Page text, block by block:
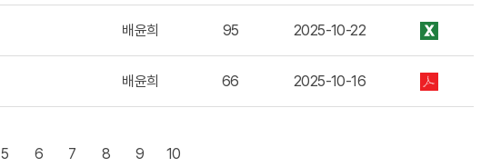
배윤희 95 2025-10-22
배윤희 66 2025-10-16
5 6 7 8 9 10